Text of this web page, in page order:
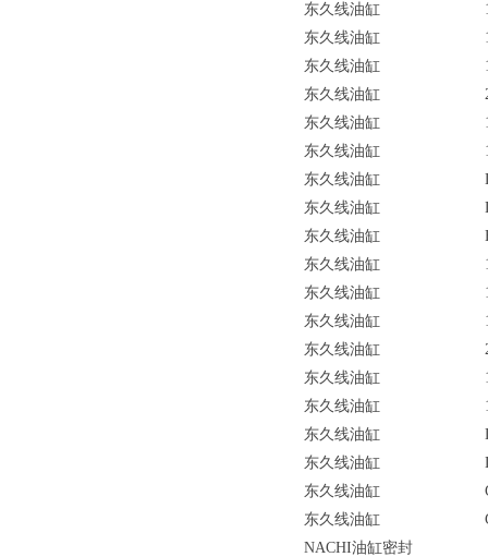
东久线油缸
东久线油缸
东久线油缸
东久线油缸
东久线油缸
东久线油缸
东久线油缸
东久线油缸
东久线油缸
东久线油缸
东久线油缸
东久线油缸
东久线油缸
东久线油缸
东久线油缸
东久线油缸
东久线油缸
东久线油缸
东久线油缸
NACHI油缸密封